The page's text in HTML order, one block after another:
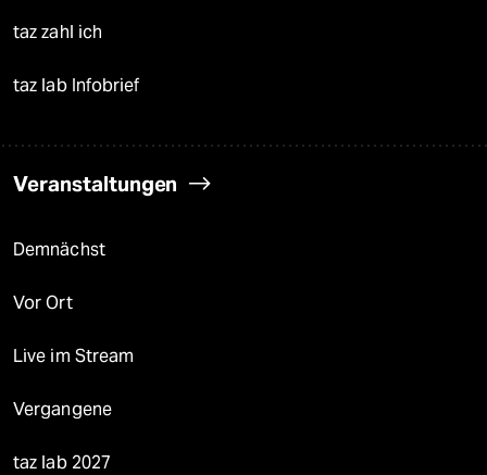
taz zahl ich
taz lab Infobrief
Veranstaltungen
Demnächst
Vor Ort
Live im Stream
Vergangene
taz lab 2027